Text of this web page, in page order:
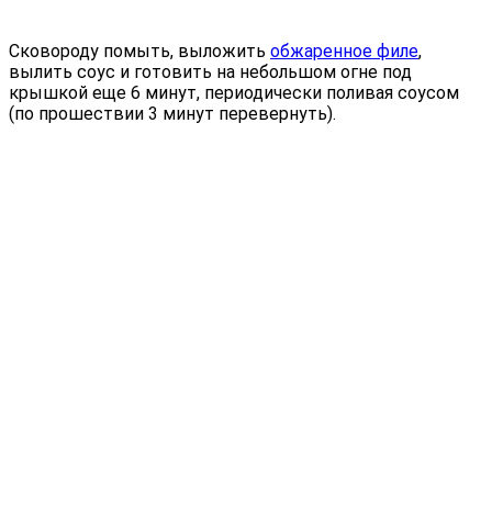
Сковороду помыть, выложить обжаренное филе,
вылить соус и готовить на небольшом огне под
крышкой еще 6 минут, периодически поливая соусом
(по прошествии 3 минут перевернуть).